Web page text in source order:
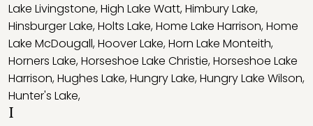
Lake Livingstone,High Lake Watt,Himbury Lake,
Hinsburger Lake,Holts Lake,Home Lake Harrison,Home
Lake McDougall,Hoover Lake,Horn Lake Monteith,
Horners Lake,Horseshoe Lake Christie,Horseshoe Lake
Harrison,Hughes Lake,Hungry Lake,Hungry Lake Wilson,
Hunter's Lake,
I